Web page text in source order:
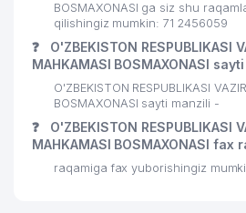
QORI NIYOZOV NOMLI
TADQIQOT INSTITUTI
31
TOSHKENT IQTISODIYOT
UNIVERSITETI QOSHIDAGI
IQTISODIY PROFIL
MALAKASINI OSHIRISH
BOSMAXONASI ga siz shu
qilishingiz mumkin: 71 2456059
❓
O'ZBEKISTON RESPUBLIKASI
MAHKAMASI BOSMAXONASI
O'ZBEKISTON RESPUBLIKASI
BOSMAXONASI sayti manzili -
❓
O'ZBEKISTON RESPUBLIKASI
MAHKAMASI BOSMAXONASI fax
raqamiga fax yuborishingiz